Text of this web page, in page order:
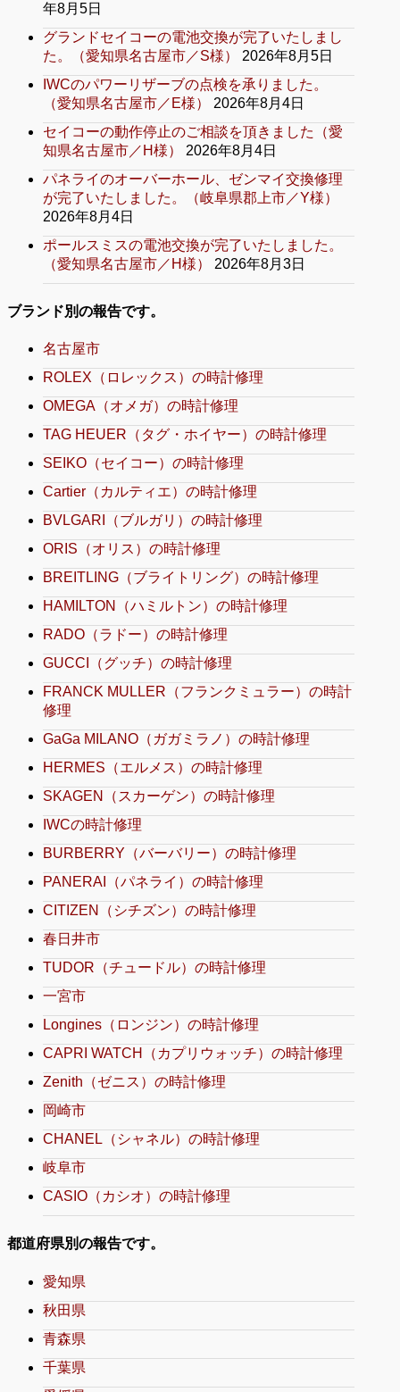
年8月5日
グランドセイコーの電池交換が完了いたしまし
た。（愛知県名古屋市／S様）
2026年8月5日
IWCのパワーリザーブの点検を承りました。
（愛知県名古屋市／E様）
2026年8月4日
セイコーの動作停止のご相談を頂きました（愛
知県名古屋市／H様）
2026年8月4日
パネライのオーバーホール、ゼンマイ交換修理
が完了いたしました。（岐阜県郡上市／Y様）
2026年8月4日
ポールスミスの電池交換が完了いたしました。
（愛知県名古屋市／H様）
2026年8月3日
ブランド別の報告です。
名古屋市
ROLEX（ロレックス）の時計修理
OMEGA（オメガ）の時計修理
TAG HEUER（タグ・ホイヤー）の時計修理
SEIKO（セイコー）の時計修理
Cartier（カルティエ）の時計修理
BVLGARI（ブルガリ）の時計修理
ORIS（オリス）の時計修理
BREITLING（ブライトリング）の時計修理
HAMILTON（ハミルトン）の時計修理
RADO（ラドー）の時計修理
GUCCI（グッチ）の時計修理
FRANCK MULLER（フランクミュラー）の時計
修理
GaGa MILANO（ガガミラノ）の時計修理
HERMES（エルメス）の時計修理
SKAGEN（スカーゲン）の時計修理
IWCの時計修理
BURBERRY（バーバリー）の時計修理
PANERAI（パネライ）の時計修理
CITIZEN（シチズン）の時計修理
春日井市
TUDOR（チュードル）の時計修理
一宮市
Longines（ロンジン）の時計修理
CAPRI WATCH（カプリウォッチ）の時計修理
Zenith（ゼニス）の時計修理
岡崎市
CHANEL（シャネル）の時計修理
岐阜市
CASIO（カシオ）の時計修理
都道府県別の報告です。
愛知県
秋田県
青森県
千葉県